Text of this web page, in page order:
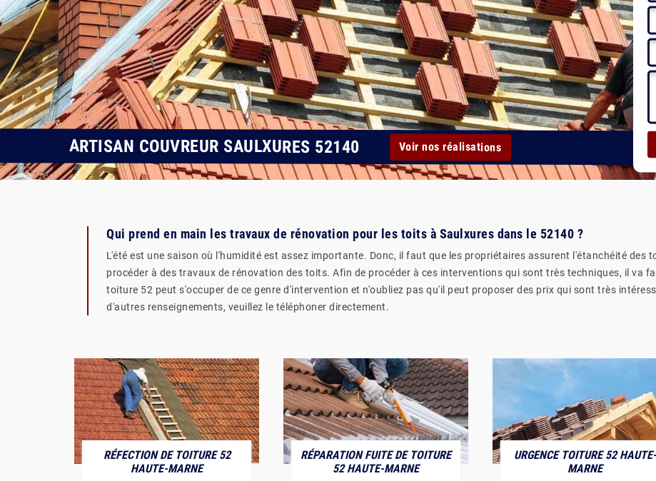
ARTISAN COUVREUR SAULXURES 52140 Voir nos réalisations
Qui prend en main les travaux de rénovation pour les toits à Saulxures dans le 52140 ?
L'été est une saison où l'humidité est assez importante. Donc, il faut que les propriétaires assurent l'étanchéité des
procéder à des travaux de rénovation des toits. Afin de procéder à ces interventions qui sont très techniques, il va
toiture 52 peut s'occuper de ce genre d'intervention et n'oubliez pas qu'il peut proposer des prix qui sont très
d'autres renseignements, veuillez le téléphoner directement.
RÉFECTION DE TOITURE 52
HAUTE-MARNE
RÉPARATION FUITE DE TOITURE
52 HAUTE-MARNE
URGENCE TOITURE 52 HAUTE-
MARNE